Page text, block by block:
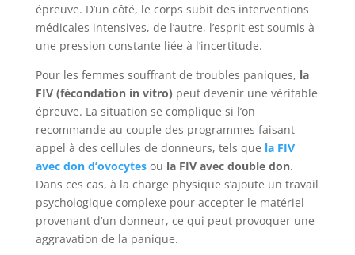
épreuve. D’un côté, le corps subit des interventions
médicales intensives, de l’autre, l’esprit est soumis à
une pression constante liée à l’incertitude.
Pour les femmes souffrant de troubles paniques, la
FIV (fécondation in vitro) peut devenir une véritable
épreuve. La situation se complique si l’on
recommande au couple des programmes faisant
appel à des cellules de donneurs, tels que la FIV
avec don d’ovocytesou la FIV avec double don.
Dans ces cas, à la charge physique s’ajoute un travail
psychologique complexe pour accepter le matériel
provenant d’un donneur, ce qui peut provoquer une
aggravation de la panique.